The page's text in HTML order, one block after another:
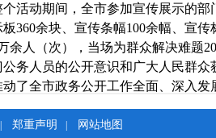
活动期间，全市参加宣传展示的
360余块、宣传条幅100余幅、宣
余人（次），当场为群众解决难题
务人员的公开意识和广大人民群
了全市政务公开工作全面、深入发
工作报告在线专题学习及答题活
| 郑重声明 | 网站地图